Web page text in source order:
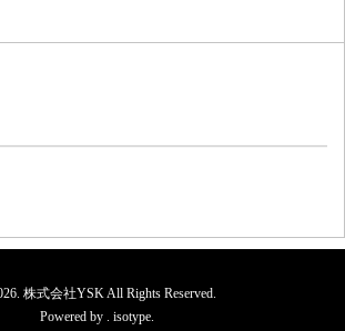
株式会社YSK All Rights Reserved.
Powered by . isotype.